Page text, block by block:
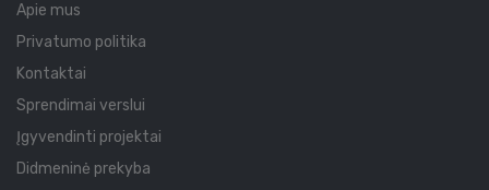
Apie mus
Privatumo politika
Kontaktai
Sprendimai verslui
Įgyvendinti projektai
Didmeninė prekyba